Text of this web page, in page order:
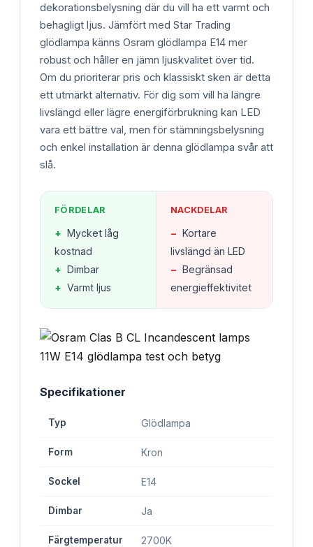
dekorationsbelysning där du vill ha ett varmt och
behagligt ljus. Jämfört med Star Trading
glödlampa känns Osram glödlampa E14 mer
robust och håller en jämn ljuskvalitet över tid.
Om du prioriterar pris och klassiskt sken är detta
ett utmärkt alternativ. För dig som vill ha längre
livslängd eller lägre energiförbrukning kan LED
vara ett bättre val, men för stämningsbelysning
och enkel installation är denna glödlampa svår att
slå.
FÖRDELAR
+ Mycket låg
kostnad
+ Dimbar
+ Varmt ljus
NACKDELAR
− Kortare
livslängd än LED
− Begränsad
energieffektivitet
Specifikationer
Typ Glödlampa
Form Kron
Sockel E14
Dimbar Ja
Färgtemperatur 2700K